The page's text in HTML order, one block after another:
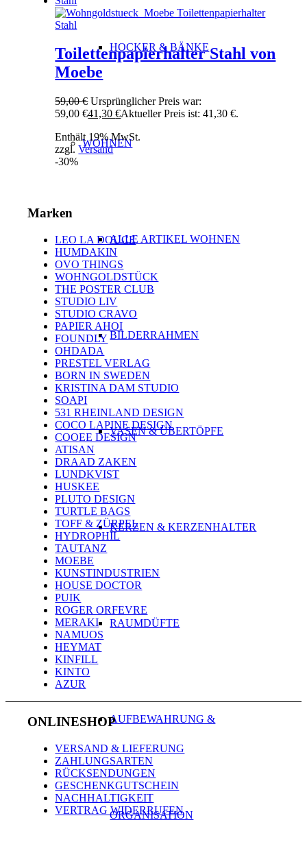
HOCKER & BÄNKE
WOHNEN
ALLE ARTIKEL WOHNEN
BILDERRAHMEN
VASEN & ÜBERTÖPFE
KERZEN & KERZENHALTER
RAUMDÜFTE
AUFBEWAHRUNG &
ORGANISATION
Toilettenpapierhalter Stahl von
Moebe
59,00€ Ursprünglicher Preis war:
59,00 €41,30€Aktueller Preis ist: 41,30 €.
Enthält 19% MwSt.
zzgl.Versand
-30%
Marken
LEO LA DOUCE
HUMDAKIN
OVO THINGS
WOHNGOLDSTÜCK
THE POSTER CLUB
STUDIO LIV
STUDIO CRAVO
PAPIER AHOI
FOUNDLY
OHDADA
PRESTEL VERLAG
BORN IN SWEDEN
KRISTINA DAM STUDIO
SOAPI
531 RHEINLAND DESIGN
COCO LAPINE DESIGN
COOEE DESIGN
ATISAN
DRAAD ZAKEN
LUNDKVIST
HUSKEE
PLUTO DESIGN
TURTLE BAGS
TOFF & ZÜRPEL
HYDROPHIL
TAUTANZ
MOEBE
KUNSTINDUSTRIEN
HOUSE DOCTOR
PUIK
ROGER ORFEVRE
MERAKI
NAMUOS
HEYMAT
KINFILL
KINTO
AZUR
ONLINESHOP
VERSAND & LIEFERUNG
ZAHLUNGSARTEN
RÜCKSENDUNGEN
GESCHENKGUTSCHEIN
NACHHALTIGKEIT
VERTRAG WIDERRUFEN